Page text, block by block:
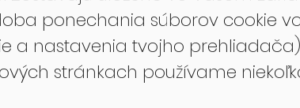
ponechania súborov cookie
a nastavenia tvojho
stránkach používame